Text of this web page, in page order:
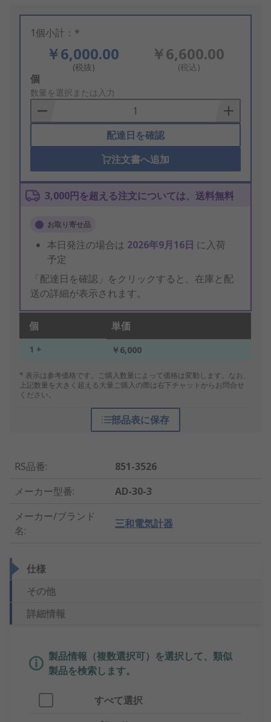
1個小計：*
￥6,000.00
(税抜)
￥6,600.00
(税込)
Add
to
Basket
個
数量を選択または入力
配達日を確認
注文書へ追加
3,000円を超える注文については、送料無料
お取り寄せ品
本日発注の場合は 2026年9月16日 に入荷
予定
「配達日を確認」をクリックすると、在庫と配
送の詳細が表示されます。
個 単価
1 + ￥6,000
* 表示は参考価格です。ご購入数量によって価格は変動します。なお、
上記数量を大きく超える大量ご購入の際は右下チャットからお問合せ
ください。
部品表に保存
RS品番:
851-3526
メーカー型番:
AD-30-3
メーカー/ブランド
名:
三和電気計器
仕様
その他
詳細情報
製品情報（複数選択可）を選択して、類似
製品を検索します。
すべて選択